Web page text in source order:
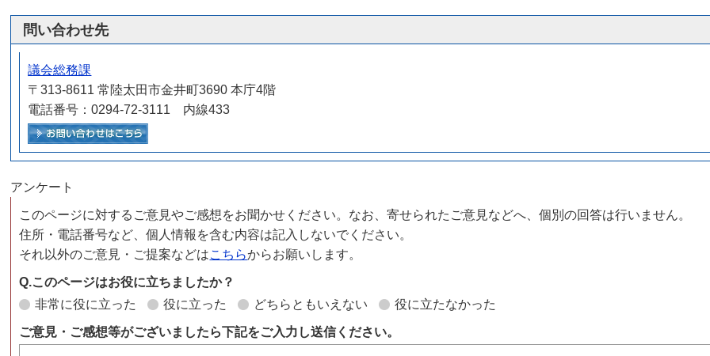
問い合わせ先
議会総務課
〒313-8611 常陸太田市金井町3690 本庁4階
電話番号：0294-72-3111 内線433
アンケート
このページに対するご意見やご感想をお聞かせください。なお、寄せられたご意見などへ、個別の回答は行いません。
住所・電話番号など、個人情報を含む内容は記入しないでください。
それ以外のご意見・ご提案などはこちらからお願いします。
Q.このページはお役に立ちましたか？
非常に役に立った
役に立った どちらともいえない 役に立たなかった
ご意見・ご感想等がございましたら下記をご入力し送信ください。